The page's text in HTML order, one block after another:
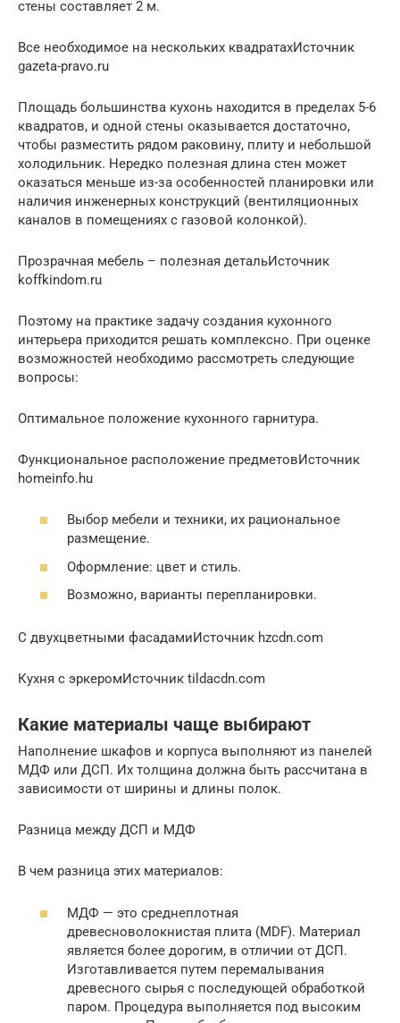
стены составляет 2 м.
Все необходимое на нескольких квадратахИсточник
gazeta-pravo.ru
Площадь большинства кухонь находится в пределах 5-6
квадратов, и одной стены оказывается достаточно,
чтобы разместить рядом раковину, плиту и небольшой
холодильник. Нередко полезная длина стен может
оказаться меньше из-за особенностей планировки или
наличия инженерных конструкций (вентиляционных
каналов в помещениях с газовой колонкой).
Прозрачная мебель – полезная детальИсточник
koffkindom.ru
Поэтому на практике задачу создания кухонного
интерьера приходится решать комплексно. При оценке
возможностей необходимо рассмотреть следующие
вопросы:
Оптимальное положение кухонного гарнитура.
Функциональное расположение предметовИсточник
homeinfo.hu
Выбор мебели и техники, их рациональное
размещение.
Оформление: цвет и стиль.
Возможно, варианты перепланировки.
С двухцветными фасадамиИсточник hzcdn.com
Кухня с эркеромИсточник tildacdn.com
Какие материалы чаще выбирают
Наполнение шкафов и корпуса выполняют из панелей
МДФ или ДСП. Их толщина должна быть рассчитана в
зависимости от ширины и длины полок.
Разница между ДСП и МДФ
В чем разница этих материалов:
МДФ — это среднеплотная
древесноволокнистая плита (MDF). Материал
является более дорогим, в отличии от ДСП.
Изготавливается путем перемалывания
древесного сырья с последующей обработкой
паром. Процедура выполняется под высоким